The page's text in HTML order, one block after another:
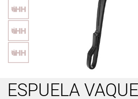
ESPUELA